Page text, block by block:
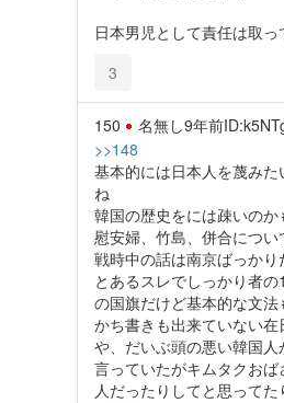
日本男児として責任は取っ
3
150 名無し9年前
>>148
基本的には日本人を蔑みた
ね
韓国の歴史をには疎いのか
慰安婦、竹島、併合につ
戦時中の話は南京ばっかり
とあるスレでしっかり者
の国旗だけど基本的な文
かち書きも出来ていない在
や、だいぶ頭の悪い韓国人
言っていたがキムタクお
人だったりしてと思ってた